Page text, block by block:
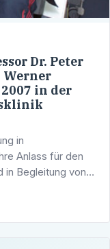
Dr. Peter
Werner
in der
in
Anlass für den
in Begleitung von